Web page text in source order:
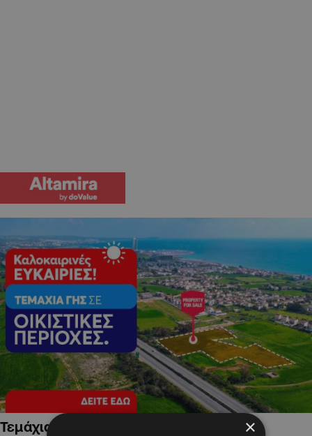
Τεμάχια Γης σε Οικιστικές Περιοχές ×